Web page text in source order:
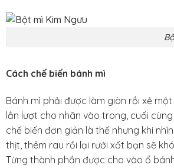
Cách chế biến bánh mì
Bánh mì phải được làm giòn rồi xẻ
lần lượt cho nhân vào trong, cuối
chế biến đơn giản là thế nhưng khi
thịt, thêm rau rồi lại rưới xốt bạn sẽ
Từng thành phần được cho vào ổ